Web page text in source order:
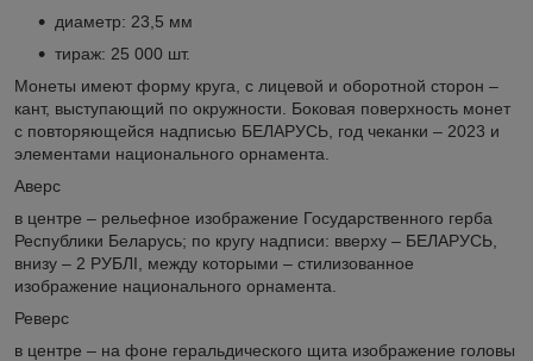
диаметр: 23,5 мм
тираж: 25 000 шт.
Монеты имеют форму круга, с лицевой и оборотной сторон –
кант, выступающий по окружности. Боковая поверхность монет
с повторяющейся надписью БЕЛАРУСЬ, год чеканки ‒ 2023 и
элементами национального орнамента.
Аверс
в центре – рельефное изображение Государственного герба
Республики Беларусь; по кругу надписи: вверху – БЕЛАРУСЬ,
внизу – 2 РУБЛI, между которыми – стилизованное
изображение национального орнамента.
Реверс
в центре – на фоне геральдического щита изображение головы